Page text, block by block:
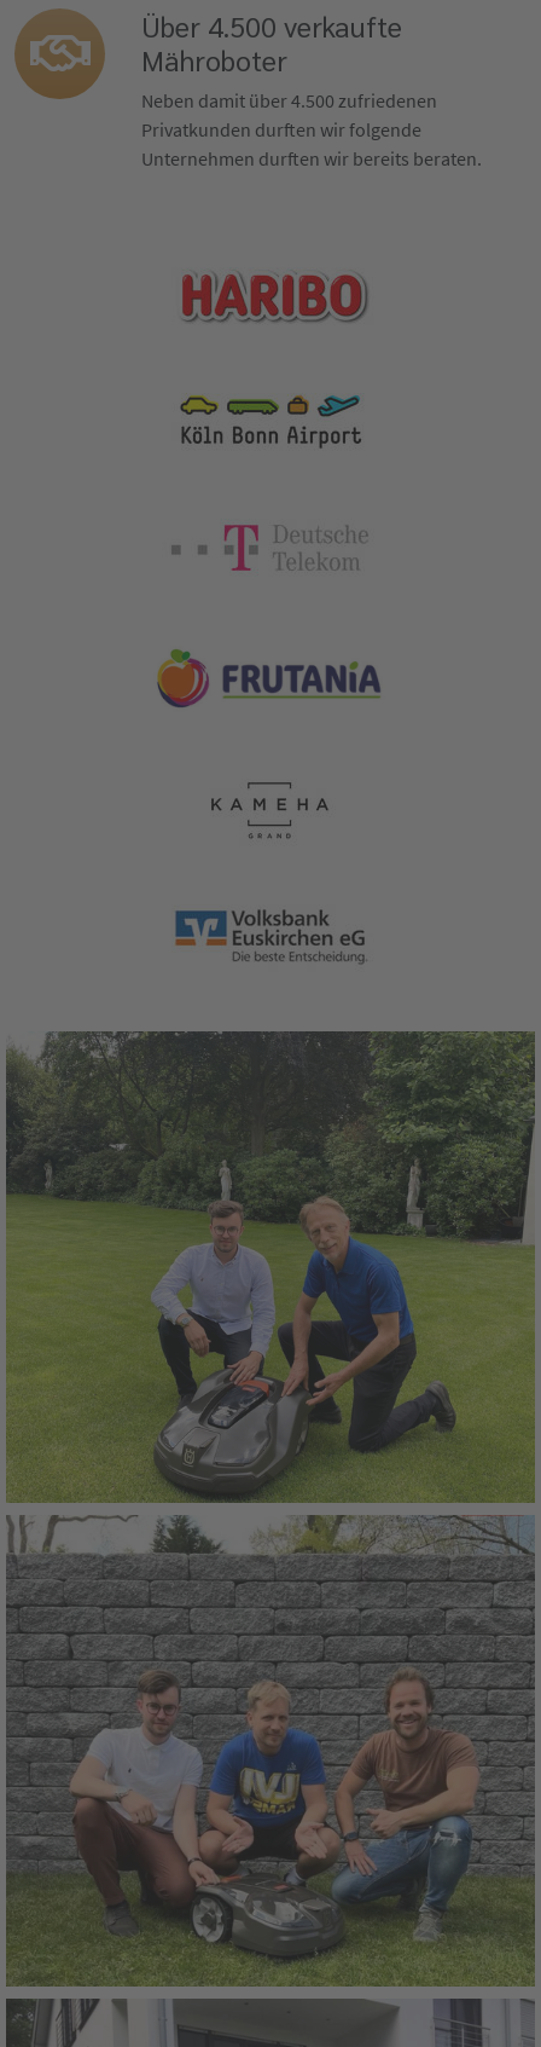
Über 4.500 verkaufte
Mähroboter
Neben damit über 4.500 zufriedenen
Privatkunden durften wir folgende
Unternehmen durften wir bereits beraten.